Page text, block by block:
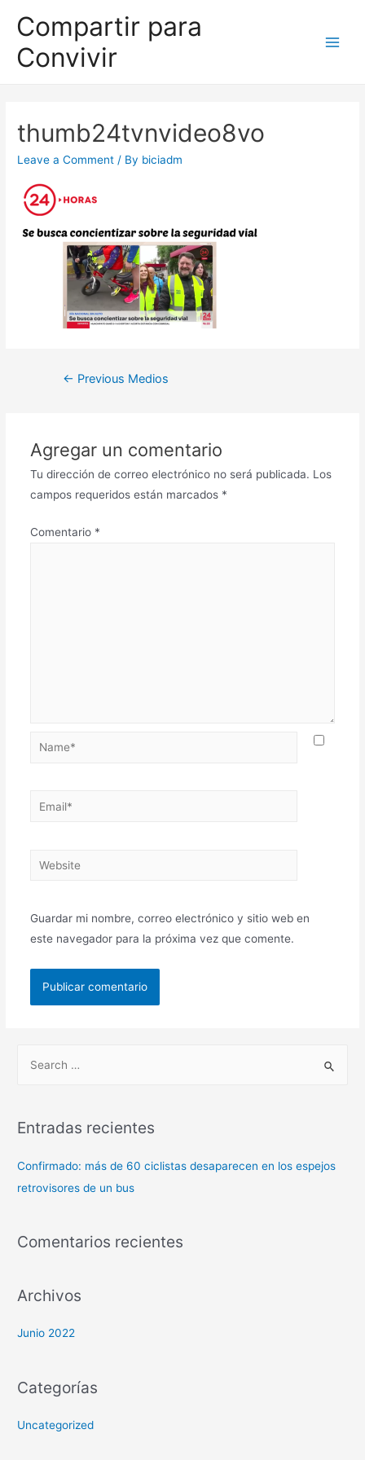
Compartir para
Convivir
thumb24tvnvideo8vo
Leave a Comment / By biciadm
← Previous Medios
Agregar un comentario
Tu dirección de correo electrónico no será publicada. Los
campos requeridos están marcados *
Comentario *
Guardar mi nombre, correo electrónico y sitio web en
este navegador para la próxima vez que comente.
Entradas recientes
Confirmado: más de 60 ciclistas desaparecen en los espejos
retrovisores de un bus
Comentarios recientes
Archivos
Junio 2022
Categorías
Uncategorized